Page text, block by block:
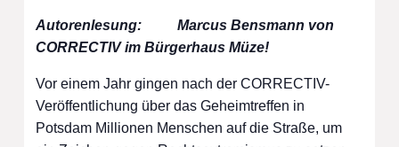
Autorenlesung: Marcus Bensmann von
CORRECTIV im Bürgerhaus Müze!
Vor einem Jahr gingen nach der CORRECTIV-
Veröffentlichung über das Geheimtreffen in
Potsdam Millionen Menschen auf die Straße, um